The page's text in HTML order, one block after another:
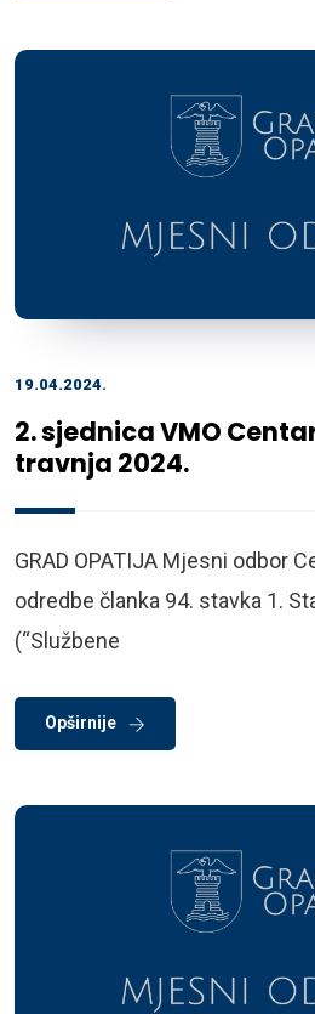
19.04.2024.
2. sjednica VMO
travnja 2024.
GRAD OPATIJA Mjesni odbor
odredbe članka 94. stavka 1.
(“Službene
Opširnije